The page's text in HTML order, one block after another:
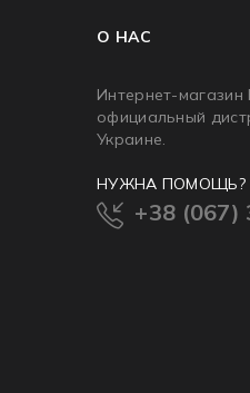
О НАС
Интернет-магазин
официальный
Украине.
НУЖНА ПОМОЩЬ?
+38 (067)